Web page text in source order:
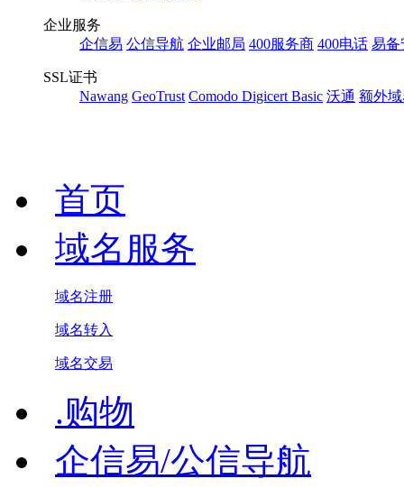
企业服务
企信易 公信导航 企业邮局 400服务商 400电话 易备
SSL证书
Nawang GeoTrust Comodo Digicert Basic 沃通 额外
首页
域名服务
域名注册
域名转入
域名交易
.购物
企信易/公信导航